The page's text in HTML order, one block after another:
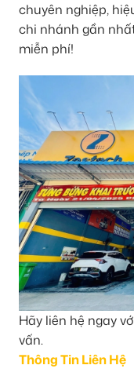
chuyên nghiệp,
chi nhánh gần
miễn phí!
Hãy liên hệ ngay
vấn.
Thông Tin Liên Hệ